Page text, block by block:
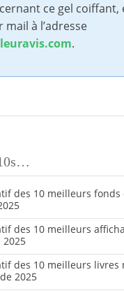
ce gel coiffant,
à l’adresse
.
des 10 meilleurs fonds
des 10 meilleurs
des 10 meilleurs livres
2025